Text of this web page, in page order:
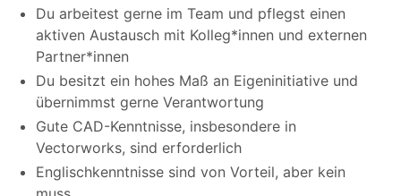
Du arbeitest gerne im Team und pflegst einen
aktiven Austausch mit Kolleg*innen und externen
Partner*innen
Du besitzt ein hohes Maß an Eigeninitiative und
übernimmst gerne Verantwortung
Gute CAD-Kenntnisse, insbesondere in
Vectorworks, sind erforderlich
Englischkenntnisse sind von Vorteil, aber kein